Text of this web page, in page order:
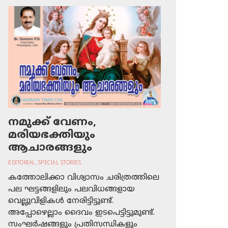
നമുക്ക് വേണം,
മരിയഭക്തിയും
ആചാരങ്ങളും
EDITORIAL, SPECIAL STORIES
കത്തോലിക്കാ വിശ്വാസം ചരിത്രത്തിലെ
പല ഘട്ടങ്ങളിലും പലവിധങ്ങളായ
വെല്ലുവിളികള്‍ നേരിട്ടിട്ടുണ്ട്.
അപ്പോഴെല്ലാം ദൈവം ഇടപെട്ടിട്ടുമുണ്ട്.
സംഘര്‍ഷങ്ങളും പ്രതിസന്ധികളും